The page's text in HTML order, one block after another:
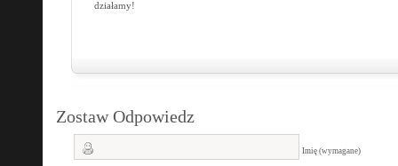
działamy!
Zostaw Odpowiedz
Imię (wymagane)